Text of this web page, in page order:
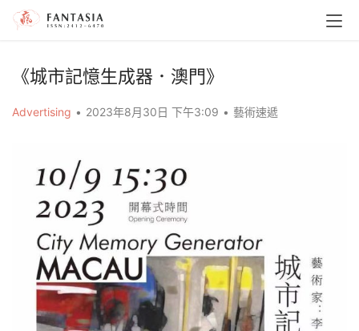
《城市記憶生成器．澳門》
Advertising • 2023年8月30日 下午3:09 • 藝術速遞